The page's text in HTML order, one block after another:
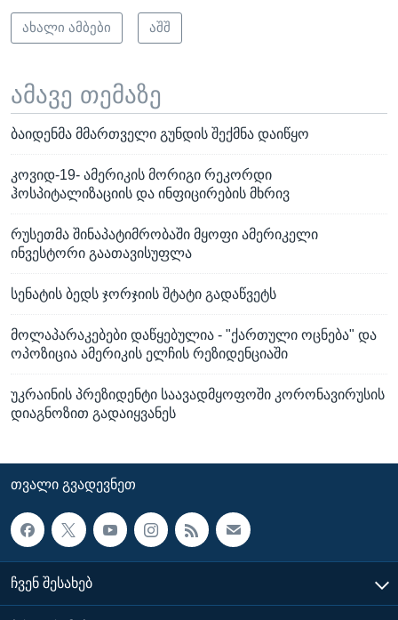
ახალი ამბები აშშ
ამავე თემაზე
ბაიდენმა მმართველი გუნდის შექმნა დაიწყო
კოვიდ-19- ამერიკის მორიგი რეკორდი
ჰოსპიტალიზაციის და ინფიცირების მხრივ
რუსეთმა შინაპატიმრობაში მყოფი ამერიკელი
ინვესტორი გაათავისუფლა
სენატის ბედს ჯორჯიის შტატი გადაწვეტს
მოლაპარაკებები დაწყებულია - "ქართული ოცნება" და
ოპოზიცია ამერიკის ელჩის რეზიდენციაში
უკრაინის პრეზიდენტი საავადმყოფოში კორონავირუსის
დიაგნოზით გადაიყვანეს
ᲗᲕᲐᲚᲘ ᲒᲕᲐᲓᲔᲕᲜᲔᲗ
ᲩᲕᲔᲜ ᲨᲔᲡᲐᲮᲔᲑ